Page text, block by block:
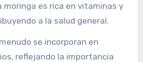
moringa es rica en vitaminas y
a la salud general.
se incorporan en
reflejando la importancia